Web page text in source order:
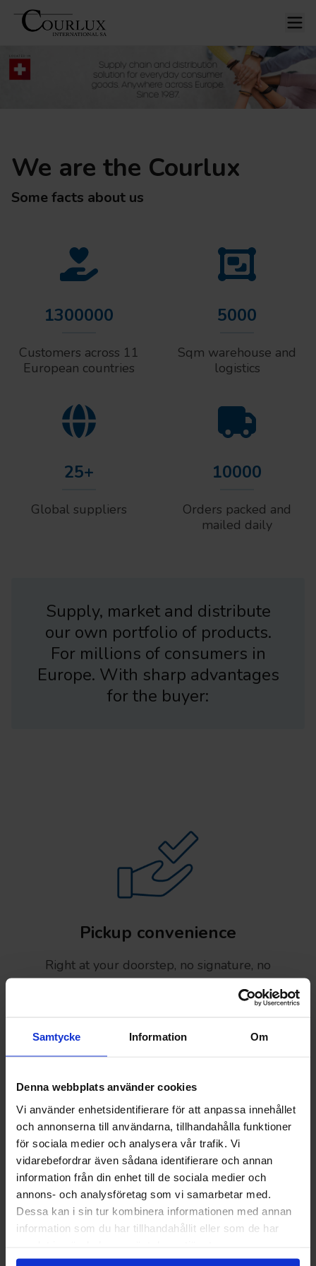
Samtycke Information Om
Denna webbplats använder cookies
Vi använder enhetsidentifierare för att anpassa innehållet
och annonserna till användarna, tillhandahålla funktioner
för sociala medier och analysera vår trafik. Vi
vidarebefordrar även sådana identifierare och annan
information från din enhet till de sociala medier och
annons- och analysföretag som vi samarbetar med.
Dessa kan i sin tur kombinera informationen med annan
information som du har tillhandahållit eller som de har
We are the Courlux
Some facts about us
1300000
Customers across 11
European countries
5000
Sqm warehouse and
logistics
25+
Global suppliers
10000
Orders packed and
mailed daily
Supply, market and distribute
our own portfolio of products.
For millions of consumers in
Europe. With sharp advantages
for the buyer:
Pickup convenience
Right at your doorstep, no signature, no
Delivery convenience
Product delivery frequency adjusted to the
customers needs and wishes.